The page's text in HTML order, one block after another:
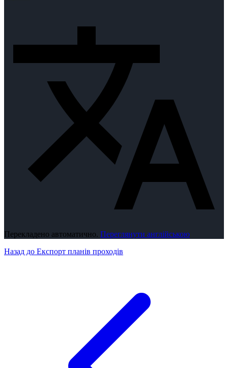
Перекладено автоматично. Переглянути англійською
Назад до Експорт планів проходів